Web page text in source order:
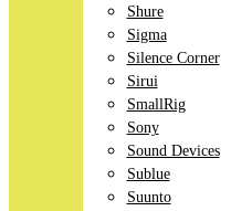
Shure
Sigma
Silence Corner
Sirui
SmallRig
Sony
Sound Devices
Sublue
Suunto